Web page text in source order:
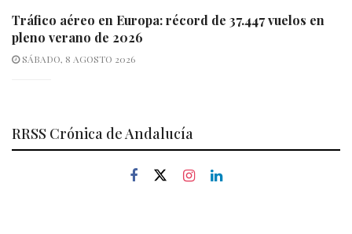
Tráfico aéreo en Europa: récord de 37.447 vuelos en
pleno verano de 2026
SÁBADO, 8 AGOSTO 2026
RRSS Crónica de Andalucía